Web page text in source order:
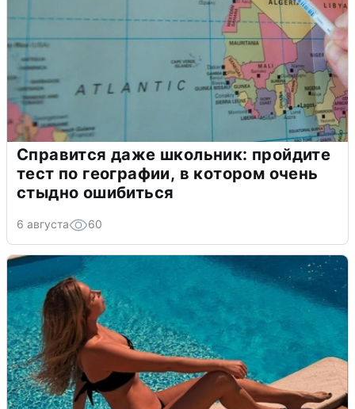
Справится даже школьник: пройдите
тест по географии, в котором очень
стыдно ошибиться
6 августа 60